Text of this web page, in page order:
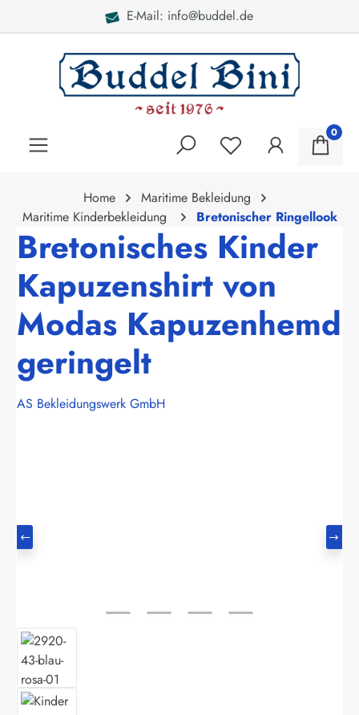
E-Mail: info@buddel.de
0
Home
Maritime Bekleidung
Maritime Kinderbekleidung
Bretonischer Ringellook
Bretonisches Kinder
Kapuzenshirt von
Modas Kapuzenhemd
geringelt
AS Bekleidungswerk GmbH